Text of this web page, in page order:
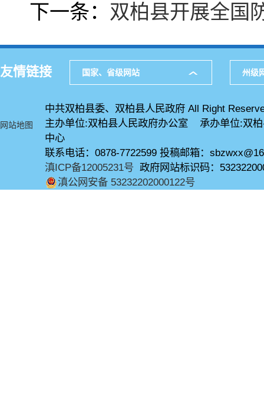
下一条： 双柏县开展全国
友情链接 国家、省级网站 州级
网站地图
中共双柏县委、双柏县人民政府 All Right
主办单位:双柏县人民政府办公室 承办单位:双
中心
联系电话：0878-7722599 投稿邮箱：
滇ICP备12005231号 政府网站标识码：
滇公网安备 53232202000122号